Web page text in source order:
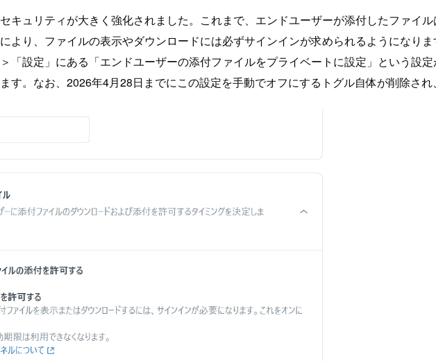
キュリティが大きく強化されました。これまで、エンドユーザーが添付したファイ
り、ファイルの表示やダウンロードには必ずサインインが求められるようになりま
設定」にある「エンドユーザーの添付ファイルをプライベートに設定」という設定
。なお、2026年4月28日までにこの設定を手動でオフにするトグル自体が削除され